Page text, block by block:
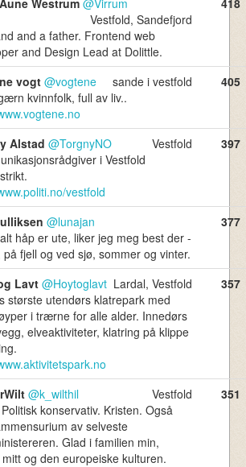
Westrum @Virrum
Vestfold, Sandefjord
and a father. Frontend web
and Design Lead at Dolittle.
418
vogt@vogtene
sande i vestfold
kvinnfolk, full av liv..
405
Alstad @TorgnyNO
Vestfold
i Vestfold
vestfold
397
@lunajan
håp er ute, liker jeg meg best der -
på fjell og ved sjø, sommer og vinter.
377
Lavt @Hoytoglavt Lardal, Vestfold
største utendørs klatrepark med
i trærne for alle alder. Innedørs
elveaktiviteter, klatring på klippe
357
@k_wilthil
Vestfold
konservativ. Kristen. Også
av selveste
Glad i familien min,
og den europeiske kulturen.
351